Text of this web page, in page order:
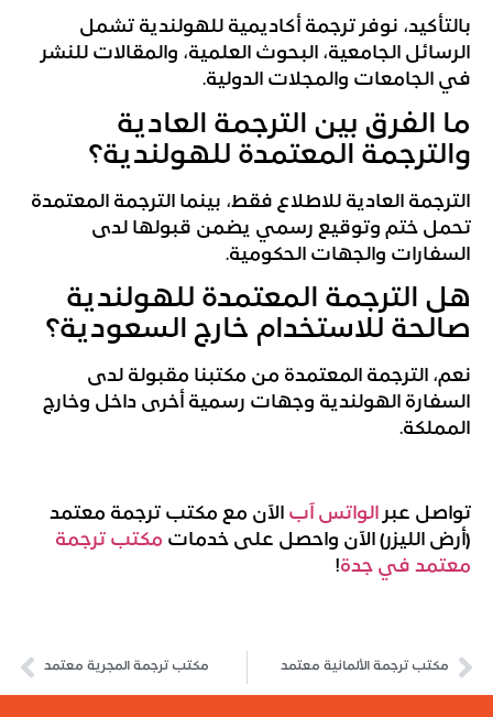
بالتأكيد، نوفر ترجمة أكاديمية للهولندية تشمل
الرسائل الجامعية، البحوث العلمية، والمقالات للنشر
في الجامعات والمجلات الدولية.
ما الفرق بين الترجمة العادية
والترجمة المعتمدة للهولندية؟
الترجمة العادية للاطلاع فقط، بينما الترجمة المعتمدة
تحمل ختم وتوقيع رسمي يضمن قبولها لدى
السفارات والجهات الحكومية.
هل الترجمة المعتمدة للهولندية
صالحة للاستخدام خارج السعودية؟
نعم، الترجمة المعتمدة من مكتبنا مقبولة لدى
السفارة الهولندية وجهات رسمية أخرى داخل وخارج
المملكة.
تواصل عبر الواتس آب الآن مع مكتب ترجمة معتمد
(أرض الليزر) الآن واحصل على خدمات مكتب ترجمة
معتمد في جدة!
مكتب ترجمة الألمانية معتمد مكتب ترجمة المجرية معتمد